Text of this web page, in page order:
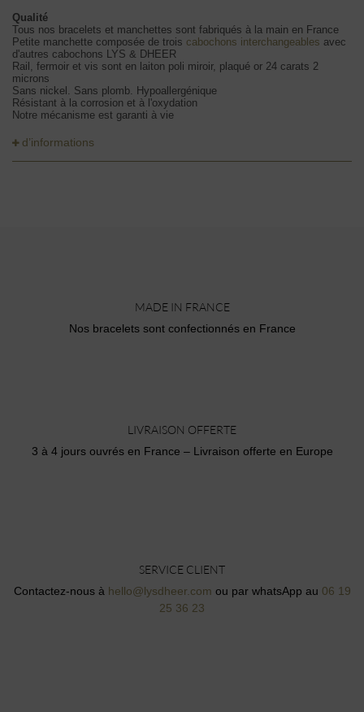
Qualité
Tous nos bracelets et manchettes sont fabriqués à la main en France
Petite manchette composée de trois cabochons interchangeables avec
d'autres cabochons LYS & DHEER
Rail, fermoir et vis sont en laiton poli miroir, plaqué or 24 carats 2
microns
Sans nickel. Sans plomb. Hypoallergénique
Résistant à la corrosion et à l'oxydation
Notre mécanisme est garanti à vie
d’informations
MADE IN FRANCE
Nos bracelets sont confectionnés en France
LIVRAISON OFFERTE
3 à 4 jours ouvrés en France – Livraison offerte en Europe
SERVICE CLIENT
Contactez-nous à hello@lysdheer.com ou par whatsApp au 06 19
25 36 23